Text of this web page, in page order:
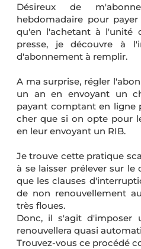
Désireux de
hebdomadaire pour
qu'en l'achetant à l'unité
presse, je découvre à
d'abonnement à remplir.
A ma surprise, régler
un an en envoyant un
payant comptant en ligne
cher que si on opte pour
en leur envoyant un RIB.
Je trouve cette pratique
à se laisser prélever sur le
que les clauses
de non renouvellement
très floues.
Donc, il s'agit d'imposer
renouvellera quasi
Trouvez-vous ce procédé